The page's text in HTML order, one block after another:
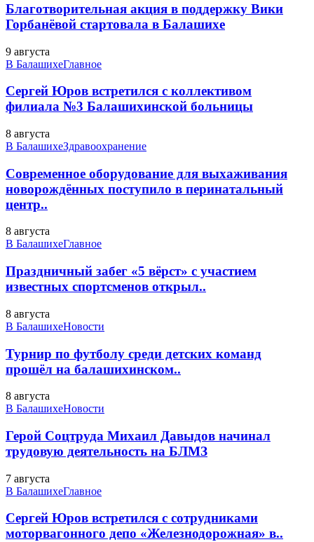
Благотворительная акция в поддержку Вики
Горбанёвой стартовала в Балашихе
9 августа
В БалашихеГлавное
Сергей Юров встретился с коллективом
филиала №3 Балашихинской больницы
8 августа
В БалашихеЗдравоохранение
Современное оборудование для выхаживания
новорождённых поступило в перинатальный
центр..
8 августа
В БалашихеГлавное
Праздничный забег «5 вёрст» с участием
известных спортсменов открыл..
8 августа
В БалашихеНовости
Турнир по футболу среди детских команд
прошёл на балашихинском..
8 августа
В БалашихеНовости
Герой Соцтруда Михаил Давыдов начинал
трудовую деятельность на БЛМЗ
7 августа
В БалашихеГлавное
Сергей Юров встретился с сотрудниками
моторвагонного депо «Железнодорожная» в..